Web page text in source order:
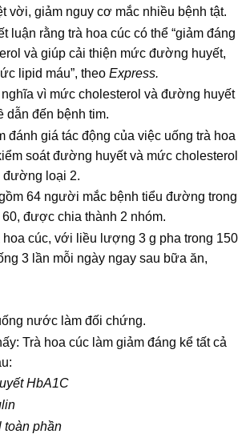
vời, giảm nguy cơ mắc nhiều bệnh tật.
luận rằng trà hoa cúc có thể “giảm đáng
và giúp cải thiện mức đường huyết,
lipid máu”, theo Express.
vì mức cholesterol và đường huyết
dẫn đến bệnh tim.
đánh giá tác động của việc uống trà hoa
soát đường huyết và mức cholesterol
đường loại 2.
64 người mắc bệnh tiểu đường trong
được chia thành 2 nhóm.
hoa cúc, với liều lượng 3 g pha trong 150
3 lần mỗi ngày ngay sau bữa ăn,
nước làm đối chứng.
Trà hoa cúc làm giảm đáng kể tất cả
HbA1C
toàn phần